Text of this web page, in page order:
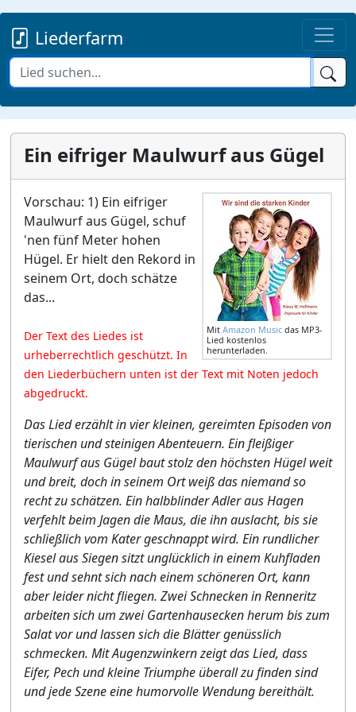
Liederfarm
Ein eifriger Maulwurf aus Gügel
Mit Amazon Music das MP3-
Lied kostenlos
herunterladen.
Vorschau: 1) Ein eifriger
Maulwurf aus Gügel, schuf
'nen fünf Meter hohen
Hügel. Er hielt den Rekord in
seinem Ort, doch schätze
das...
Der Text des Liedes ist
urheberrechtlich geschützt. In
den Liederbüchern unten ist der Text mit Noten jedoch
abgedruckt.
Das Lied erzählt in vier kleinen, gereimten Episoden von
tierischen und steinigen Abenteuern. Ein fleißiger
Maulwurf aus Gügel baut stolz den höchsten Hügel weit
und breit, doch in seinem Ort weiß das niemand so
recht zu schätzen. Ein halbblinder Adler aus Hagen
verfehlt beim Jagen die Maus, die ihn auslacht, bis sie
schließlich vom Kater geschnappt wird. Ein rundlicher
Kiesel aus Siegen sitzt unglücklich in einem Kuhfladen
fest und sehnt sich nach einem schöneren Ort, kann
aber leider nicht fliegen. Zwei Schnecken in Renneritz
arbeiten sich um zwei Gartenhausecken herum bis zum
Salat vor und lassen sich die Blätter genüsslich
schmecken. Mit Augenzwinkern zeigt das Lied, dass
Eifer, Pech und kleine Triumphe überall zu finden sind
und jede Szene eine humorvolle Wendung bereithält.